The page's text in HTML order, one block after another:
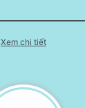
Xem chi tiết